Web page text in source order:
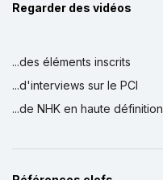
Regarder des vidéos
...des éléments inscrits
...d'interviews sur le PCI
...de NHK en haute définition